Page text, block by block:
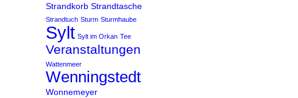
Strandkorb Strandtasche
Strandtuch Sturm Sturmhaube
Sylt Sylt im Orkan Tee
Veranstaltungen
Wattenmeer
Wenningstedt
Wonnemeyer